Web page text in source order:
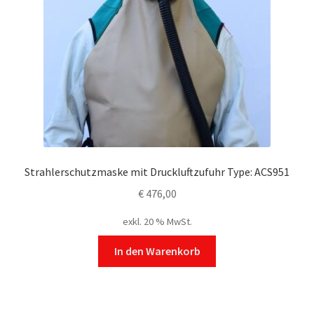
Strahlerschutzmaske mit Druckluftzufuhr Type: ACS951
€476,00
exkl. 20 % MwSt.
In den Warenkorb